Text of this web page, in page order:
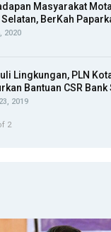
Masyarakat
BerKah
2020
Lingkungan, PLN
Bantuan CSR
2019
2